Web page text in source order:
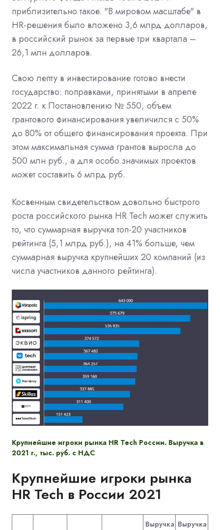
приблизительно такое. "В мировом масштабе" в
HR-решения было вложено 3,6 млрд долларов,
в российский рынок за первые три квартала –
26,1 млн долларов.
Свою лепту в инвестирование готово внести
государство: поправками, принятыми в апреле
2022 г. к Постановлению № 550, объем
грантового финансирования увеличился с 50%
до 80% от общего финансирования проекта. При
этом максимальная сумма грантов выросла до
500 млн руб., а для особо значимых проектов
может составить 6 млрд руб.
Косвенным свидетельством довольно быстрого
роста российского рынка HR Tech может служить
то, что суммарная выручка топ-20 участников
рейтинга (5,1 млрд руб.), на 41% больше, чем
суммарная выручка крупнейших 20 компаний (из
числа участников данного рейтинга).
Крупнейшие игроки рынка HR Tech России. Выручка в
2021 г., тыс. руб. с НДС
Крупнейшие игроки рынка
HR Tech в России 2021
Выручка Выручка